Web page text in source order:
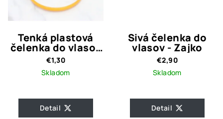
Tenká plastová
čelenka do vlasov
/ oranžová
€1,30
Skladom
Detail
Sivá čelenka do
vlasov - Zajko
€2,90
Skladom
Detail